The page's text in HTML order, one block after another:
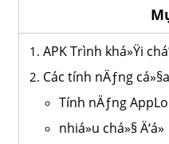
APK Trình khá»Ÿi
Các tính nÄƒng
Tính nÄƒng
nhiá»u chá»§ Ä‘á»